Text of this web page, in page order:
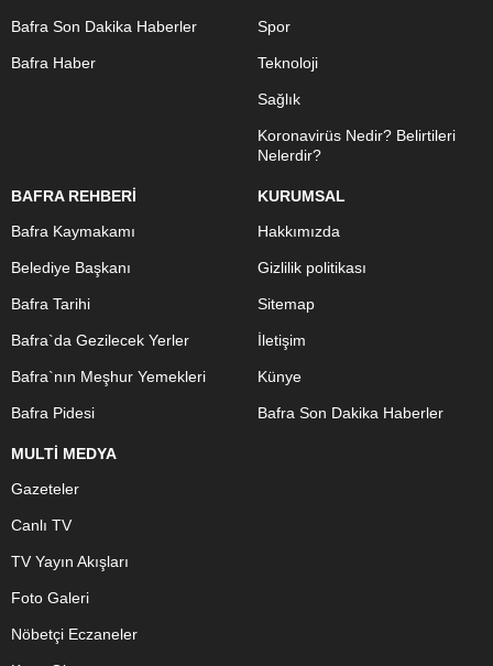
Bafra Son Dakika Haberler
Bafra Haber
Spor
Teknoloji
Sağlık
Koronavirüs Nedir? Belirtileri
Nelerdir?
BAFRA REHBERİ
Bafra Kaymakamı
Belediye Başkanı
Bafra Tarihi
Bafra`da Gezilecek Yerler
Bafra`nın Meşhur Yemekleri
Bafra Pidesi
KURUMSAL
Hakkımızda
Gizlilik politikası
Sitemap
İletişim
Künye
Bafra Son Dakika Haberler
MULTİ MEDYA
Gazeteler
Canlı TV
TV Yayın Akışları
Foto Galeri
Nöbetçi Eczaneler